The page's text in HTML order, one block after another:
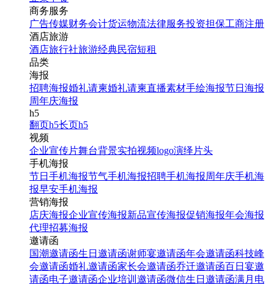
商务服务
广告传媒财务会计货运物流法律服务投资担保工商注册
酒店旅游
酒店旅行社旅游经典民宿短租
品类
海报
招聘海报婚礼请柬婚礼请柬直播素材手绘海报节日海报
周年庆海报
h5
翻页h5长页h5
视频
企业宣传片舞台背景实拍视频logo演绎 片头
手机海报
节日手机海报节气手机海报招聘手机海报周年庆手机海
报早安手机海报
营销海报
店庆海报企业宣传海报新品宣传海报促销海报年会海报
代理招募海报
邀请函
国潮邀请函生日邀请函谢师宴邀请函年会邀请函科技峰
会邀请函婚礼邀请函家长会邀请函乔迁邀请函百日宴邀
请函电子邀请函企业培训邀请函微信生日邀请函满月电